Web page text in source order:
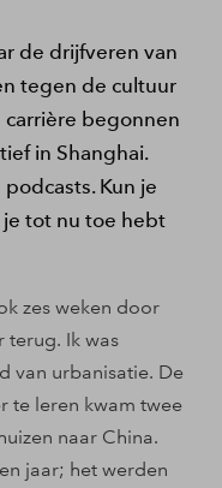
de drijfveren van
tegen de cultuur
carrière begonnen
in Shanghai.
Kun je
tot nu toe hebt
zes weken door
terug. Ik was
van urbanisatie. De
te leren kwam twee
naar China.
jaar; het werden